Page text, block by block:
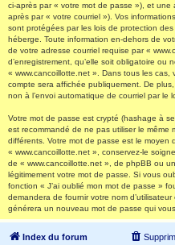
ci-après par « votre mot de passe »), et
après par « votre courriel »). Vos
sont protégées par les lois de protection
héberge. Toute information en-dehors de
de votre adresse courriel requise par «
d’enregistrement, qu’elle soit obligatoire ou
« www.cancoillotte.net ». Dans tous les
compte sera affichée publiquement. De
non à l’envoi automatique de courriel par le
Votre mot de passe est crypté (hashage à
est recommandé de ne pas utiliser le même
différents. Votre mot de passe est le moyen
« www.cancoillotte.net », conservez-le
de « www.cancoillotte.net », de phpBB ou
légitimement votre mot de passe. Si vous
fonction « J’ai oublié mon mot de passe »
demandera de fournir votre nom
générera un nouveau mot de passe qui
Index du forum